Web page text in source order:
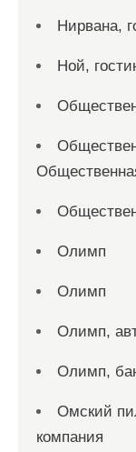
Нирвана,
Ной,
Олимп
Олимп
Олимп,
Олимп,
Омский
компания